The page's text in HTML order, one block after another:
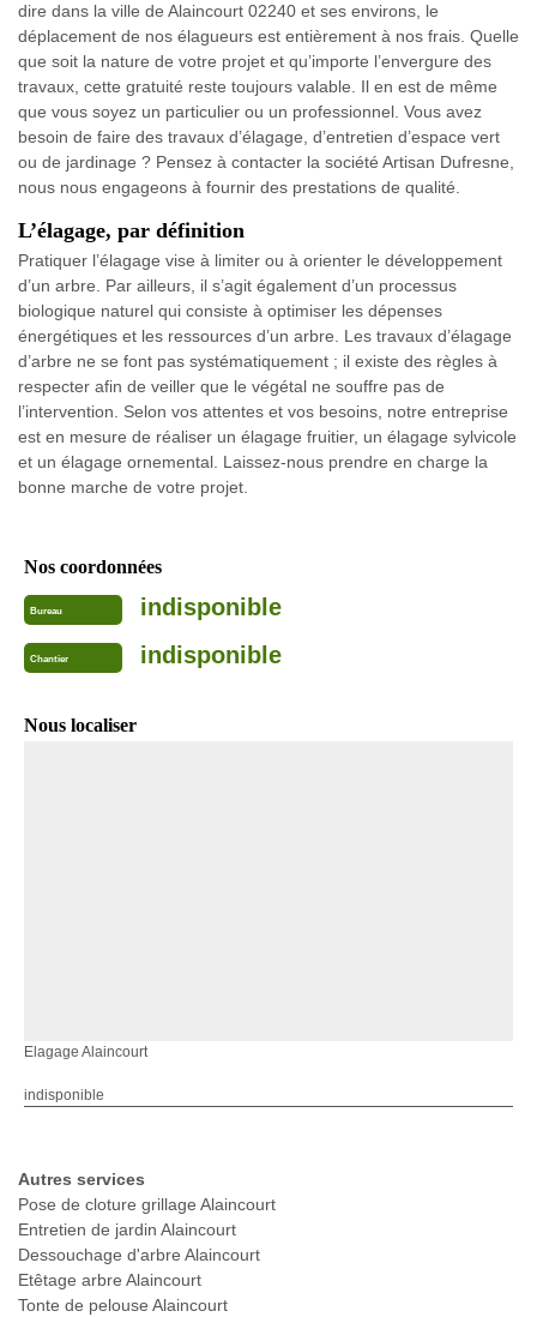
dire dans la ville de Alaincourt 02240 et ses environs, le
déplacement de nos élagueurs est entièrement à nos frais. Quelle
que soit la nature de votre projet et qu’importe l’envergure des
travaux, cette gratuité reste toujours valable. Il en est de même
que vous soyez un particulier ou un professionnel. Vous avez
besoin de faire des travaux d’élagage, d’entretien d’espace vert
ou de jardinage ? Pensez à contacter la société Artisan Dufresne,
nous nous engageons à fournir des prestations de qualité.
L’élagage, par définition
Pratiquer l’élagage vise à limiter ou à orienter le développement
d’un arbre. Par ailleurs, il s’agit également d’un processus
biologique naturel qui consiste à optimiser les dépenses
énergétiques et les ressources d’un arbre. Les travaux d’élagage
d’arbre ne se font pas systématiquement ; il existe des règles à
respecter afin de veiller que le végétal ne souffre pas de
l’intervention. Selon vos attentes et vos besoins, notre entreprise
est en mesure de réaliser un élagage fruitier, un élagage sylvicole
et un élagage ornemental. Laissez-nous prendre en charge la
bonne marche de votre projet.
Nos coordonnées
Bureau indisponible
Chantier indisponible
Nous localiser
Elagage Alaincourt
indisponible
Autres services
Pose de cloture grillage Alaincourt
Entretien de jardin Alaincourt
Dessouchage d'arbre Alaincourt
Etêtage arbre Alaincourt
Tonte de pelouse Alaincourt